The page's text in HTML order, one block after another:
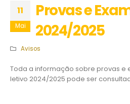
11
Mai
Provas e
2024/2025
Avisos
Toda a informação sobre provas e
letivo 2024/2025 pode ser